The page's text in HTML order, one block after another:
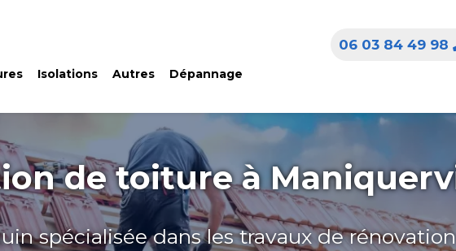
Isolations Autres Dépannage
06 03 84 49 98
de toiture à
spécialisée dans les travaux de